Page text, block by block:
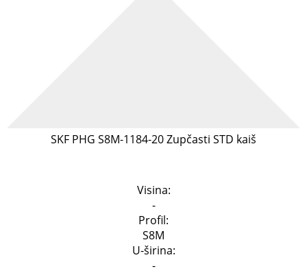
SKF PHG S8M-1184-20 Zupčasti STD kaiš
Visina:
-
Profil:
S8M
U-širina:
-